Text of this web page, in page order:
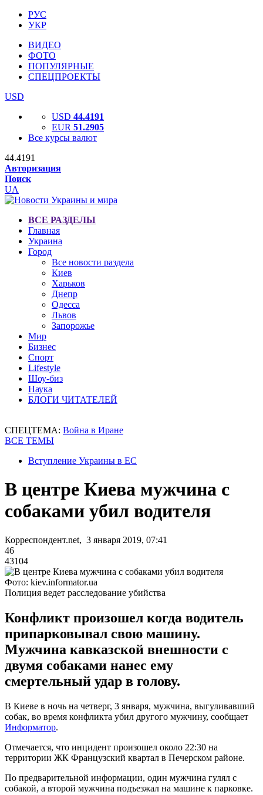
РУС
УКР
ВИДЕО
ФОТО
ПОПУЛЯРНЫЕ
СПЕЦПРОЕКТЫ
USD
USD 44.4191
EUR 51.2905
Все курсы валют
44.4191
Авторизация
Поиск
UA
ВСЕ РАЗДЕЛЫ
Главная
Украина
Город
Все новости раздела
Киев
Харьков
Днепр
Одесса
Львов
Запорожье
Мир
Бизнес
Спорт
Lifestyle
Шоу-биз
Наука
БЛОГИ ЧИТАТЕЛЕЙ
СПЕЦТЕМА: Война в Иране
ВСЕ ТЕМЫ
Вступление Украины в ЕС
В центре Киева мужчина с
собаками убил водителя
Корреспондент.net, 3 января 2019, 07:41
46
43104
Фото: kiev.informator.ua
Полиция ведет расследование убийства
Конфликт произошел когда водитель
припарковывал свою машину.
Мужчина кавказской внешности с
двумя собаками нанес ему
смертельный удар в голову.
В Киеве в ночь на четверг, 3 января, мужчина, выгуливавший
собак, во время конфликта убил другого мужчину, сообщает
Информатор.
Отмечается, что инцидент произошел около 22:30 на
территории ЖК Французский квартал в Печерском районе.
По предварительной информации, один мужчина гулял с
собакой, а второй мужчина подъезжал на машине к парковке.